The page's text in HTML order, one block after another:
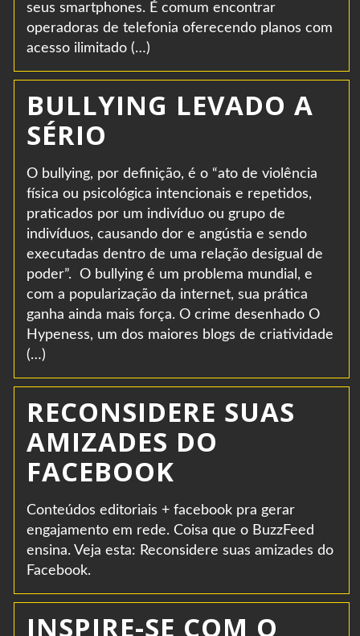
seus smartphones. É comum encontrar
operadoras de telefonia oferecendo planos com
acesso ilimitado (…)
BULLYING LEVADO A
SÉRIO
O bullying, por definição, é o “ato de violência
física ou psicológica intencionais e repetidos,
praticados por um indivíduo ou grupo de
indivíduos, causando dor e angústia e sendo
executadas dentro de uma relação desigual de
poder”. O bullying é um problema mundial, e
com a popularização da internet, sua prática
ganha ainda mais força. O crime desenhado O
Hypeness, um dos maiores blogs de criatividade
(…)
RECONSIDERE SUAS
AMIZADES DO
FACEBOOK
Conteúdos editoriais + facebook pra gerar
engajamento em rede. Coisa que o BuzzFeed
ensina. Veja esta: Reconsidere suas amizades do
Facebook.
INSPIRE-SE COM O